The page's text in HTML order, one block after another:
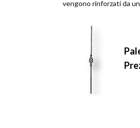
vengono rinforzati da
formata d...